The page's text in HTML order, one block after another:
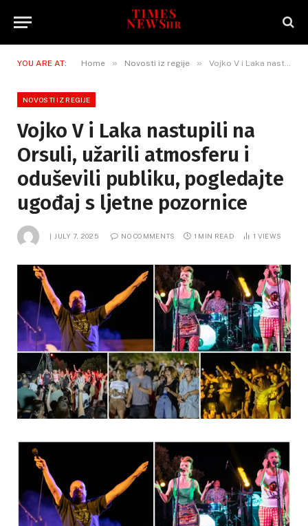
YOU ARE AT: Home » Novosti iz regije » Vojko V i Laka nastupili na Orsuli, užarili atmosferu i oduševili publiku, pogledajte ugođaj s ljetne pozornice
NOVOSTI IZ REGIJE
Vojko V i Laka nastupili na
Orsuli, užarili atmosferu i
oduševili publiku, pogledajte
ugođaj s ljetne pozornice
JULY 7, 2025 NO COMMENTS 1 MIN READ 1 VIEWS